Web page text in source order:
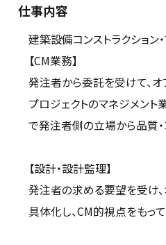
仕事内容
建築設備コンストラクション
【CM業務】
発注者から委託を受けて、
プロジェクトのマネジメント
で発注者側の立場から品質・
【設計・設計監理】
発注者の求める要望を受け
具体化し、CM的視点をもっ